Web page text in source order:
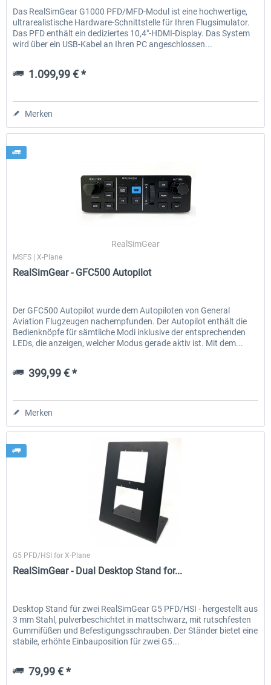
Das RealSimGear G1000 PFD/MFD-Modul ist eine hochwertige,
ultrarealistische Hardware-Schnittstelle für Ihren Flugsimulator.
Das PFD enthält ein dediziertes 10,4"-HDMI-Display. Das System
wird über ein USB-Kabel an Ihren PC angeschlossen...
1.099,99 € *
Merken
RealSimGear
MSFS | X-Plane
RealSimGear - GFC500 Autopilot
Der GFC500 Autopilot wurde dem Autopiloten von General
Aviation Flugzeugen nachempfunden. Der Autopilot enthält die
Bedienknöpfe für sämtliche Modi inklusive der entsprechenden
LEDs, die anzeigen, welcher Modus gerade aktiv ist. Mit dem...
399,99 € *
Merken
RealSimGear
G5 PFD/HSI for X-Plane
RealSimGear - Dual Desktop Stand for...
Desktop Stand für zwei RealSimGear G5 PFD/HSI - hergestellt aus
3 mm Stahl, pulverbeschichtet in mattschwarz, mit rutschfesten
Gummifüßen und Befestigungsschrauben. Der Ständer bietet eine
stabile, erhöhte Einbauposition für zwei G5...
79,99 € *